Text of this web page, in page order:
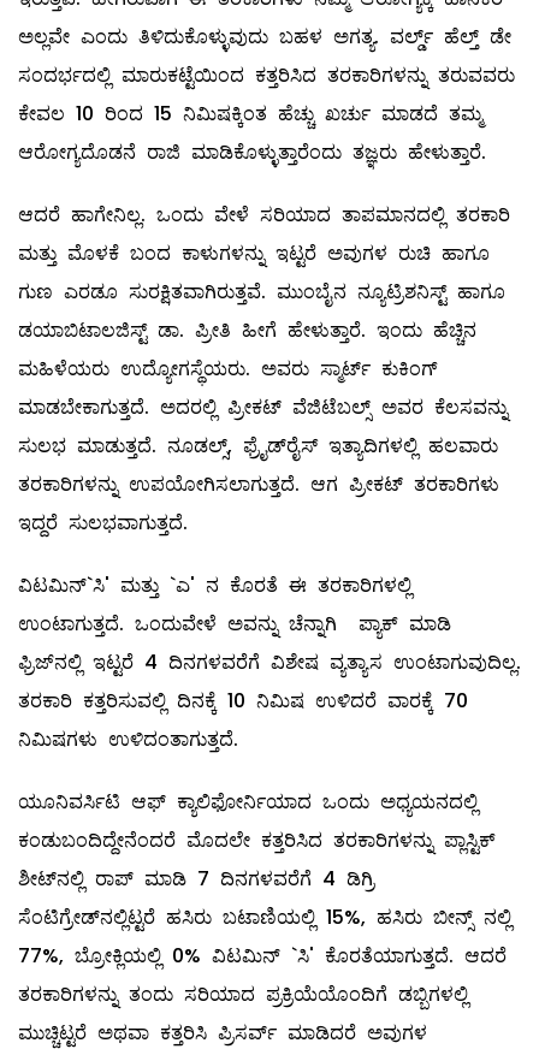
ಅಲ್ಲವೇ ಎಂದು ತಿಳಿದುಕೊಳ್ಳುವುದು ಬಹಳ ಅಗತ್ಯ. ವರ್ಲ್ಡ್ ಹೆಲ್ತ್ ಡೇ
ಸಂದರ್ಭದಲ್ಲಿ ಮಾರುಕಟ್ಟೆಯಿಂದ ಕತ್ತರಿಸಿದ ತರಕಾರಿಗಳನ್ನು ತರುವವರು
ಕೇವಲ 10 ರಿಂದ 15 ನಿಮಿಷಕ್ಕಿಂತ ಹೆಚ್ಚು ಖರ್ಚು ಮಾಡದೆ ತಮ್ಮ
ಆರೋಗ್ಯದೊಡನೆ ರಾಜಿ ಮಾಡಿಕೊಳ್ಳುತ್ತಾರೆಂದು ತಜ್ಞರು ಹೇಳುತ್ತಾರೆ.
ಆದರೆ ಹಾಗೇನಿಲ್ಲ. ಒಂದು ವೇಳೆ ಸರಿಯಾದ ತಾಪಮಾನದಲ್ಲಿ ತರಕಾರಿ
ಮತ್ತು ಮೊಳಕೆ ಬಂದ ಕಾಳುಗಳನ್ನು ಇಟ್ಟರೆ ಅವುಗಳ ರುಚಿ ಹಾಗೂ
ಗುಣ ಎರಡೂ ಸುರಕ್ಷಿತವಾಗಿರುತ್ತವೆ. ಮುಂಬೈನ ನ್ಯೂಟ್ರಿಶನಿಸ್ಟ್ ಹಾಗೂ
ಡಯಾಬಿಟಾಲಜಿಸ್ಟ್ ಡಾ. ಪ್ರೀತಿ ಹೀಗೆ ಹೇಳುತ್ತಾರೆ. ಇಂದು ಹೆಚ್ಚಿನ
ಮಹಿಳೆಯರು ಉದ್ಯೋಗಸ್ಥೆಯರು. ಅವರು ಸ್ಮಾರ್ಟ್‌ ಕುಕಿಂಗ್‌
ಮಾಡಬೇಕಾಗುತ್ತದೆ. ಅದರಲ್ಲಿ ಪ್ರೀಕಟ್‌ ವೆಜಿಟೆಬಲ್ಸ್ ಅವರ ಕೆಲಸವನ್ನು
ಸುಲಭ ಮಾಡುತ್ತದೆ. ನೂಡಲ್ಸ್, ಫ್ರೈಡ್‌ರೈಸ್‌ ಇತ್ಯಾದಿಗಳಲ್ಲಿ ಹಲವಾರು
ತರಕಾರಿಗಳನ್ನು ಉಪಯೋಗಿಸಲಾಗುತ್ತದೆ. ಆಗ ಪ್ರೀಕಟ್‌ ತರಕಾರಿಗಳು
ಇದ್ದರೆ ಸುಲಭವಾಗುತ್ತದೆ.
ವಿಟಮಿನ್‌`ಸಿ' ಮತ್ತು `ಎ' ನ ಕೊರತೆ ಈ ತರಕಾರಿಗಳಲ್ಲಿ
ಉಂಟಾಗುತ್ತದೆ. ಒಂದುವೇಳೆ ಅವನ್ನು ಚೆನ್ನಾಗಿ ಪ್ಯಾಕ್‌ ಮಾಡಿ
ಫ್ರಿಜ್‌ನಲ್ಲಿ ಇಟ್ಟರೆ 4 ದಿನಗಳವರೆಗೆ ವಿಶೇಷ ವ್ಯತ್ಯಾಸ ಉಂಟಾಗುವುದಿಲ್ಲ.
ತರಕಾರಿ ಕತ್ತರಿಸುವಲ್ಲಿ ದಿನಕ್ಕೆ 10 ನಿಮಿಷ ಉಳಿದರೆ ವಾರಕ್ಕೆ 70
ನಿಮಿಷಗಳು ಉಳಿದಂತಾಗುತ್ತದೆ.
ಯೂನಿವರ್ಸಿಟಿ ಆಫ್‌ ಕ್ಯಾಲಿಫೋರ್ನಿಯಾದ ಒಂದು ಅಧ್ಯಯನದಲ್ಲಿ
ಕಂಡುಬಂದಿದ್ದೇನೆಂದರೆ ಮೊದಲೇ ಕತ್ತರಿಸಿದ ತರಕಾರಿಗಳನ್ನು ಪ್ಲಾಸ್ಟಿಕ್‌
ಶೀಟ್‌ನಲ್ಲಿ ರಾಪ್‌ ಮಾಡಿ 7 ದಿನಗಳವರೆಗೆ 4 ಡಿಗ್ರಿ
ಸೆಂಟಿಗ್ರೇಡ್‌ನಲ್ಲಿಟ್ಟರೆ ಹಸಿರು ಬಟಾಣಿಯಲ್ಲಿ 15%, ಹಸಿರು ಬೀನ್ಸ್ ನಲ್ಲಿ
77%, ಬ್ರೋಕ್ಲಿಯಲ್ಲಿ 0% ವಿಟಮಿನ್‌ `ಸಿ' ಕೊರತೆಯಾಗುತ್ತದೆ. ಆದರೆ
ತರಕಾರಿಗಳನ್ನು ತಂದು ಸರಿಯಾದ ಪ್ರಕ್ರಿಯೆಯೊಂದಿಗೆ ಡಬ್ಬಿಗಳಲ್ಲಿ
ಮುಚ್ಚಿಟ್ಟರೆ ಅಥವಾ ಕತ್ತರಿಸಿ ಪ್ರಿಸರ್ವ್ ‌ಮಾಡಿದರೆ ಅವುಗಳ